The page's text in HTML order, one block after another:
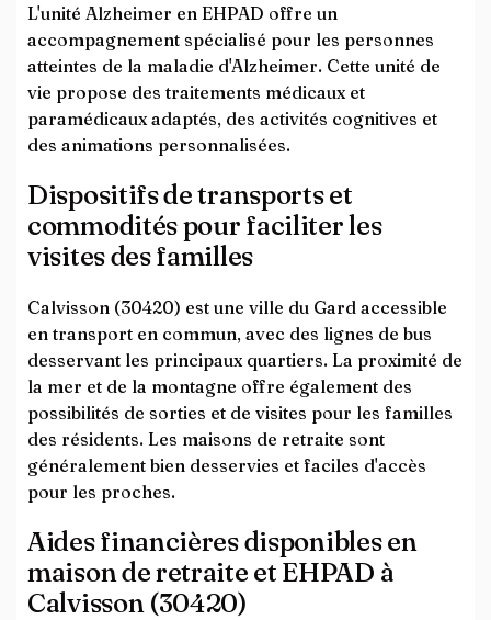
L'unité Alzheimer en EHPAD offre un
accompagnement spécialisé pour les personnes
atteintes de la maladie d'Alzheimer. Cette unité de
vie propose des traitements médicaux et
paramédicaux adaptés, des activités cognitives et
des animations personnalisées.
Dispositifs de transports et
commodités pour faciliter les
visites des familles
Calvisson (30420) est une ville du Gard accessible
en transport en commun, avec des lignes de bus
desservant les principaux quartiers. La proximité de
la mer et de la montagne offre également des
possibilités de sorties et de visites pour les familles
des résidents. Les maisons de retraite sont
généralement bien desservies et faciles d'accès
pour les proches.
Aides financières disponibles en
maison de retraite et EHPAD à
Calvisson (30420)